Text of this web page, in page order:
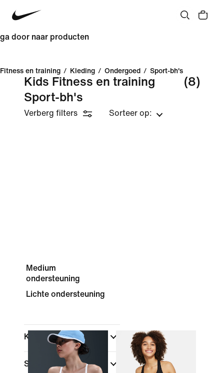
ga door naar producten
Fitness en training / Kleding / Ondergoed / Sport-bh's
Kids Fitness en training
Sport-bh's
(8)
Verberg filters Sorteer op:
Medium
ondersteuning
Lichte ondersteuning
Kids
Shop op prijs